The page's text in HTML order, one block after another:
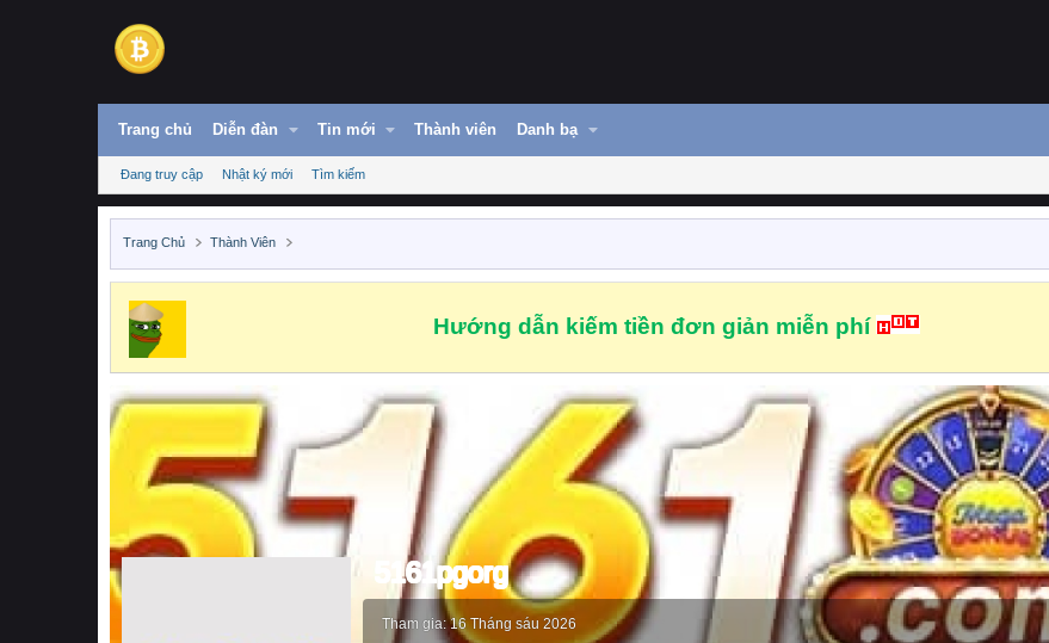
Trang chủ Diễn đàn Tin mới Thành viên Danh bạ
Đang truy cập Nhật ký mới Tìm kiếm
Trang Chủ Thành Viên
Hướng dẫn kiếm tiền đơn giản miễn phí
5161pgorg
Tham gia 16 Tháng sáu 2026